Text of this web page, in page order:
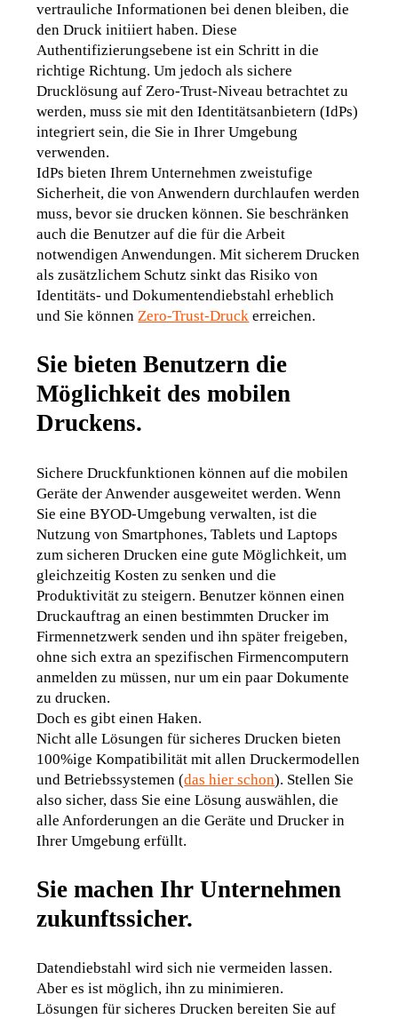
vertrauliche Informationen bei denen bleiben, die
den Druck initiiert haben. Diese
Authentifizierungsebene ist ein Schritt in die
richtige Richtung. Um jedoch als sichere
Drucklösung auf Zero-Trust-Niveau betrachtet zu
werden, muss sie mit den Identitätsanbietern (IdPs)
integriert sein, die Sie in Ihrer Umgebung
verwenden.
IdPs bieten Ihrem Unternehmen zweistufige
Sicherheit, die von Anwendern durchlaufen werden
muss, bevor sie drucken können. Sie beschränken
auch die Benutzer auf die für die Arbeit
notwendigen Anwendungen. Mit sicherem Drucken
als zusätzlichem Schutz sinkt das Risiko von
Identitäts- und Dokumentendiebstahl erheblich
und Sie können Zero-Trust-Druck erreichen.
Sie bieten Benutzern die
Möglichkeit des mobilen
Druckens.
Sichere Druckfunktionen können auf die mobilen
Geräte der Anwender ausgeweitet werden. Wenn
Sie eine BYOD-Umgebung verwalten, ist die
Nutzung von Smartphones, Tablets und Laptops
zum sicheren Drucken eine gute Möglichkeit, um
gleichzeitig Kosten zu senken und die
Produktivität zu steigern. Benutzer können einen
Druckauftrag an einen bestimmten Drucker im
Firmennetzwerk senden und ihn später freigeben,
ohne sich extra an spezifischen Firmencomputern
anmelden zu müssen, nur um ein paar Dokumente
zu drucken.
Doch es gibt einen Haken.
Nicht alle Lösungen für sicheres Drucken bieten
100%ige Kompatibilität mit allen Druckermodellen
und Betriebssystemen (das hier schon). Stellen Sie
also sicher, dass Sie eine Lösung auswählen, die
alle Anforderungen an die Geräte und Drucker in
Ihrer Umgebung erfüllt.
Sie machen Ihr Unternehmen
zukunftssicher.
Datendiebstahl wird sich nie vermeiden lassen.
Aber es ist möglich, ihn zu minimieren.
Lösungen für sicheres Drucken bereiten Sie auf